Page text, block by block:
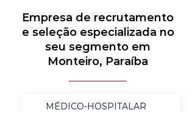
Empresa de recrutamento
e seleção especializada no
seu segmento em
Monteiro, Paraíba
MÉDICO-HOSPITALAR